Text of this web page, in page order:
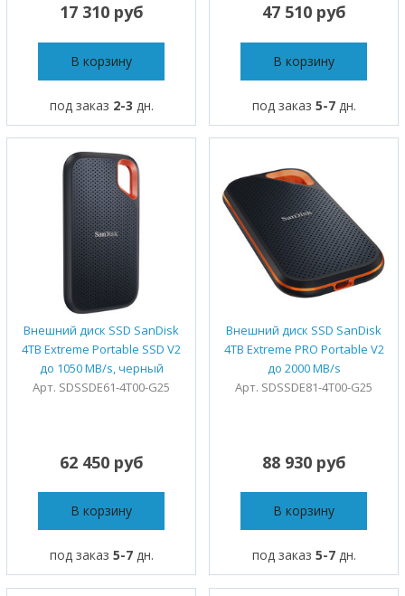
17 310 руб
В корзину
под заказ 2-3 дн.
47 510 руб
В корзину
под заказ 5-7дн.
Внешний диск SSD SanDisk
4TB Extreme Portable SSD V2
до 1050 MB/s, черный
Арт. SDSSDE61-4T00-G25
62 450 руб
В корзину
под заказ 5-7дн.
Внешний диск SSD SanDisk
4TB Extreme PRO Portable V2
до 2000 MB/s
Арт. SDSSDE81-4T00-G25
88 930 руб
В корзину
под заказ 5-7дн.